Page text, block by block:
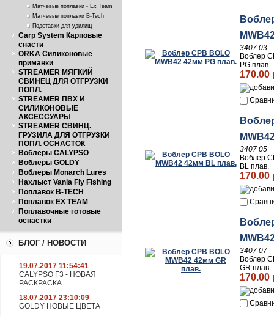
Матчевые поплавки - Ex Team
Матчевые поплавки B-Tech
Подставки для удилищ
Carp System Карповые
снасти
ORKA Силиконовые
приманки
STREAMER МЯГКИЙ
СВИНЕЦ ДЛЯ ОТГРУЗКИ
ПОПЛ.
STREAMER ПВХ И
СИЛИКОНОВЫЕ
АКСЕССУАРЫ
STREAMER СВИНЦ.
ГРУЗИЛА ДЛЯ ОТГРУЗКИ
ПОПЛ. ОСНАСТОК
Воблеры CALYPSO
Воблеры GOLDY
Воблеры Monarch Lures
Нахлыст Vania Fly Fishing
Поплавок B-TECH
Поплавок EX TEAM
Поплавочные готовые
оснастки
БЛОГ / НОВОСТИ
19.07.2017 11:54:41
CALYPSO F3 - НОВАЯ
РАСКРАСКА
18.07.2017 23:10:09
GOLDY НОВЫЕ ЦВЕТА
3407 03
Воблер
PG плав.
170.00
3407 05
Воблер
BL плав.
170.00
3407 07
Воблер
GR плав.
170.00